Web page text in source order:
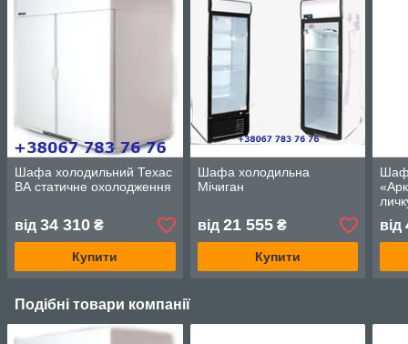
Шафа холодильний Техас
ВА статичне охолодження
від 34 310 ₴
Купити
Шафа холодильна
Мічиган
від 21 555₴
Купити
від
Подібні товари компанії